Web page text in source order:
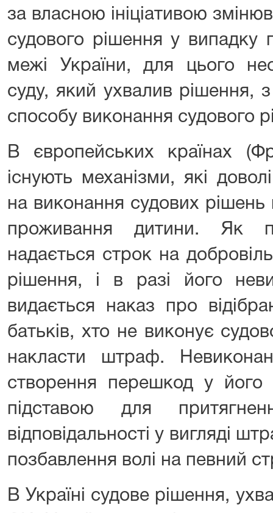
за власною ініціативою
судового рішення у випадку
межі України, для цього
суду, який ухвалив рішення,
способу виконання судового
В європейських країнах
існують механізми, які
на виконання судових
проживання дитини. Як
надається строк на
рішення, і в разі його
видається наказ про
батьків, хто не виконує
накласти штраф.
створення перешкод у його
підставою для
відповідальності у вигляді
позбавлення волі на певний
В Україні судове рішення,